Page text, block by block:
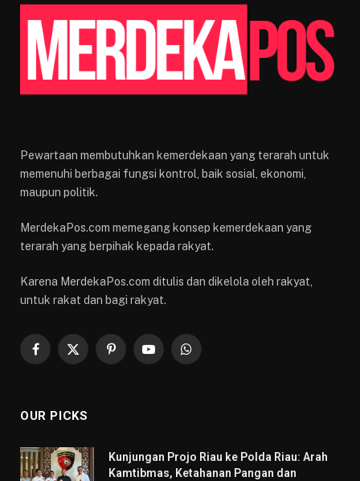
Pewartaan membutuhkan kemerdekaan yang terarah untuk
memenuhi berbagai fungsi kontrol, baik sosial, ekonomi,
maupun politik.
MerdekaPos.com memegang konsep kemerdekaan yang
terarah yang berpihak kepada rakyat.
Karena MerdekaPos.com ditulis dan dikelola oleh rakyat,
untuk rakat dan bagi rakyat.
Facebook
X
PinterestYouTubeWhatsApp
OUR PICKS
Kunjungan Projo Riau ke Polda Riau: Arah
Kamtibmas, Ketahanan Pangan dan